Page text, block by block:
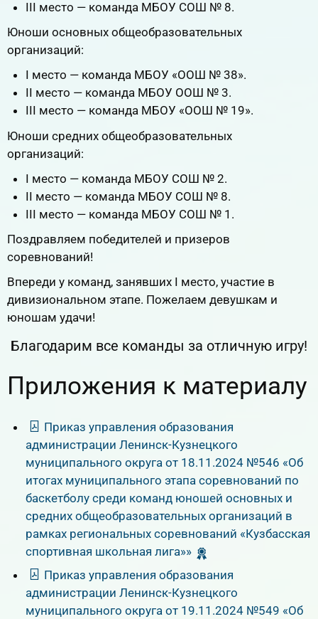
III место — команда МБОУ СОШ № 8.
Юноши основных общеобразовательных
организаций:
I место — команда МБОУ «ООШ № 38».
II место — команда МБОУ ООШ № 3.
III место — команда МБОУ «ООШ № 19».
Юноши средних общеобразовательных
организаций:
I место — команда МБОУ СОШ № 2.
II место — команда МБОУ СОШ № 8.
III место — команда МБОУ СОШ № 1.
Поздравляем победителей и призеров
соревнований!
Впереди у команд, занявших I место, участие в
дивизиональном этапе. Пожелаем девушкам и
юношам удачи!
Благодарим все команды за отличную игру!
Приложения к материалу
Приказ управления образования
администрации Ленинск-Кузнецкого
муниципального округа от 18.11.2024 №546 «Об
итогах муниципального этапа соревнований по
баскетболу среди команд юношей основных и
средних общеобразовательных организаций в
рамках региональных соревнований «Кузбасская
спортивная школьная лига»»
Приказ управления образования
администрации Ленинск-Кузнецкого
муниципального округа от 19.11.2024 №549 «Об